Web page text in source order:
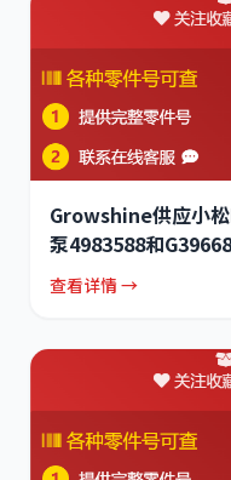
Growshine供应小
泵4983588和
查看详情 →